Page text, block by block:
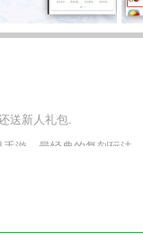
送新人礼包.
游，最经典的复刻玩法
的游戏怪物，更加狂拽